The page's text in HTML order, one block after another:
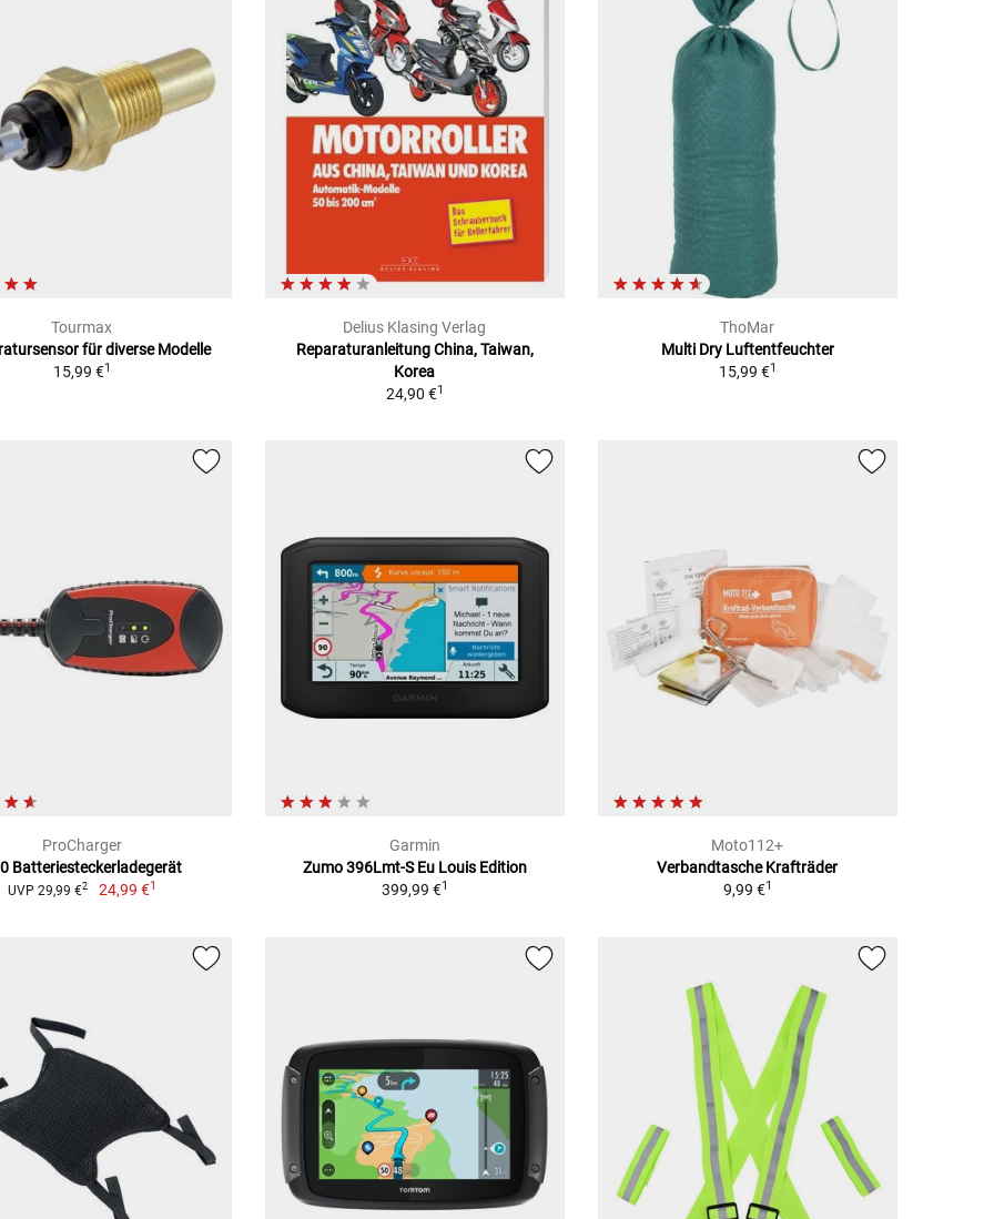
Tourmax
für diverse Modelle
15,99 €1
Delius Klasing Verlag
Reparaturanleitung China, Taiwan,
Korea
24,90 €1
ThoMar
Multi Dry Luftentfeuchter
15,99 €1
ProCharger
Batteriesteckerladegerät
UVP 29,99 €2 24,99 €1
Garmin
Zumo 396Lmt-S Eu Louis Edition
399,99 €1
Moto112+
Verbandtasche Krafträder
9,99 €1